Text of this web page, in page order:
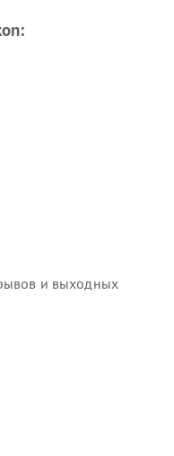
и выходных